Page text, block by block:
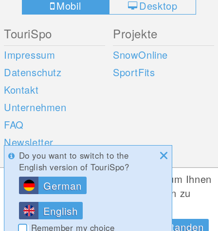
Mobil Desktop
TouriSpo
Impressum
Datenschutz
Kontakt
Unternehmen
FAQ
Newsletter
Umfragen
Projekte
SnowOnline
SportFits
Mobile Apps
Android
Social Web
Do you want to switch to the
English version of TouriSpo?
German
English
Remember my choice
Diese Website verwendet Cookies, um Ihnen
die bestmögliche Funktionalität bieten zu
können.
Datenschutzrichtlinien
OK, Verstanden